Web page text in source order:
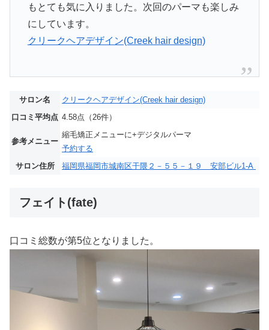
もとても気に入りました。次回のパーマも楽しみ
にしています。
クリークヘアデザイン(Creek hair design)
サロン名
クリークヘアデザイン(Creek hair design)
口コミ平均点 4.58点（26件）
参考メニュー
縮毛矯正メニューに+デジタルパーマ
予約する
サロン住所
福岡県福岡市城南区干隈２－５５－１９ 安部ビル1-A
フェイト(fate)
口コミ総数が第5位となりました。